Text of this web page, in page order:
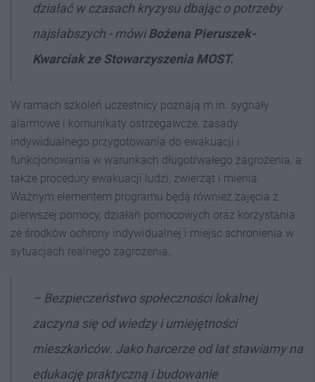
działać w czasach kryzysu dbając o potrzeby
najsłabszych - mówiBożena Pieruszek-
Kwarciak ze Stowarzyszenia MOST.
W ramach szkoleń uczestnicy poznają m.in. sygnały
alarmowe i komunikaty ostrzegawcze, zasady
indywidualnego przygotowania do ewakuacji i
funkcjonowania w warunkach długotrwałego zagrożenia, a
także procedury ewakuacji ludzi, zwierząt i mienia.
Ważnym elementem programu będą również zajęcia z
pierwszej pomocy, działań pomocowych oraz korzystania
ze środków ochrony indywidualnej i miejsc schronienia w
sytuacjach realnego zagrożenia.
– Bezpieczeństwo społeczności lokalnej
zaczyna się od wiedzy i umiejętności
mieszkańców. Jako harcerze od lat stawiamy na
edukację praktyczną i budowanie